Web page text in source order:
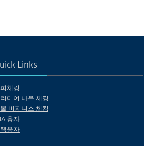
Links
체킹
미어 나우 체킹
비지니스 체킹
융자
융자